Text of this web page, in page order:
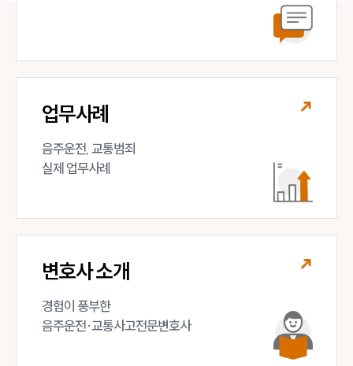
업무사례
음주운전, 교통범죄
실제 업무사례
변호사 소개
경험이 풍부한
음주운전·교통사고전문변호사